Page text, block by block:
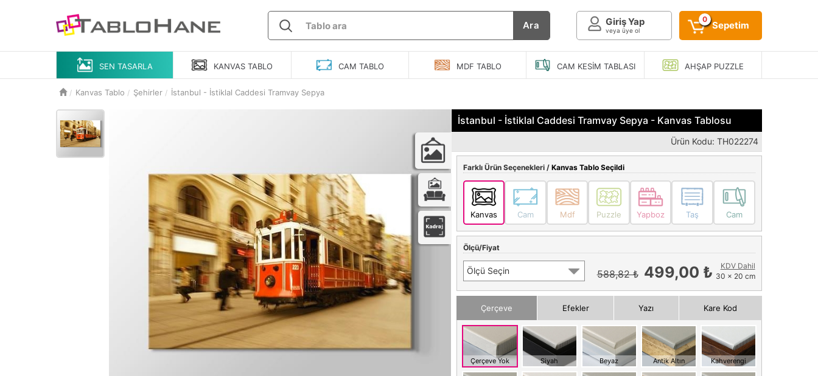
Ara Giriş Yap
veya üye ol
0
Sepetim
SEN TASARLA KANVAS TABLO CAM TABLO MDF TABLO CAM KESIM TABLASI AHŞAPPUZZLE
Kanvas Tablo Şehirler İstanbul - İstiklal Caddesi Tramvay Sepya
İstanbul - İstiklal Caddesi Tramvay Sepya - Kanvas Tablosu
Ürün Kodu: TH022274
Farklı Ürün Seçenekleri / Kanvas Tablo Seçildi
Kanvas Cam Mdf Puzzle Yapboz Taş Cam
Ölçü/Fiyat
Ölçü Seçin 588,82 ₺ 499,00 ₺
KDV Dahil
30 x 20 cm
Çerçeve Efekler Yazı Kare Kod
Çerçeve Yok Siyah Beyaz Antik Altın Kahverengi